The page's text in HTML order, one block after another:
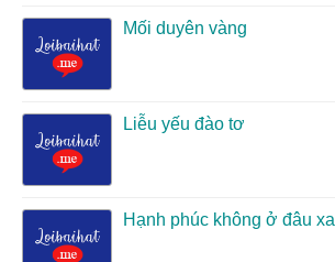
Mối duyên vàng
Liễu yếu đào tơ
Hạnh phúc không ở đâu xa